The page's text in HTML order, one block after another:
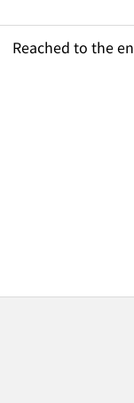
Reached to the